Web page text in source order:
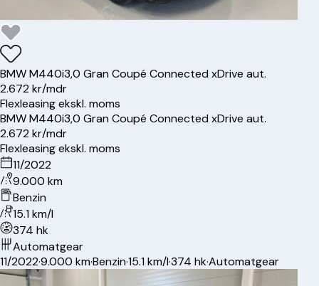
BMWM440i3,0 Gran Coupé Connected xDrive aut.
2.672 kr/mdr
Flexleasing ekskl. moms
BMWM440i3,0 Gran Coupé Connected xDrive aut.
2.672 kr/mdr
Flexleasing ekskl. moms
11/2022
9.000 km
Benzin
15.1 km/l
374 hk
Automatgear
11/2022·9.000 km·Benzin·15.1 km/l·374 hk·Automatgear